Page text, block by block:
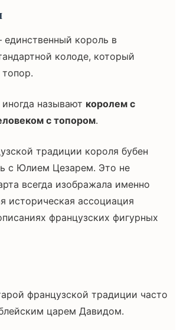
король в
колоде, который
называют королем с
с топором.
традиции короля бубен
с Юлием Цезарем. Это не
всегда изображала именно
историческая ассоциация
французских фигурных
французской традиции часто
царем Давидом.